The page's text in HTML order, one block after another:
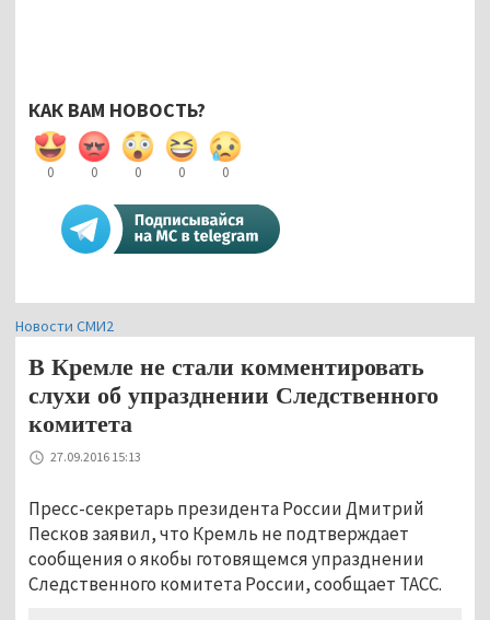
КАК ВАМ НОВОСТЬ?
0 0 0 0 0
Новости СМИ2
В Кремле не стали комментировать
слухи об упразднении Следственного
комитета
27.09.2016 15:13
Пресс-секретарь президента России Дмитрий
Песков заявил, что Кремль не подтверждает
сообщения о якобы готовящемся упразднении
Следственного комитета России, сообщает ТАСС.